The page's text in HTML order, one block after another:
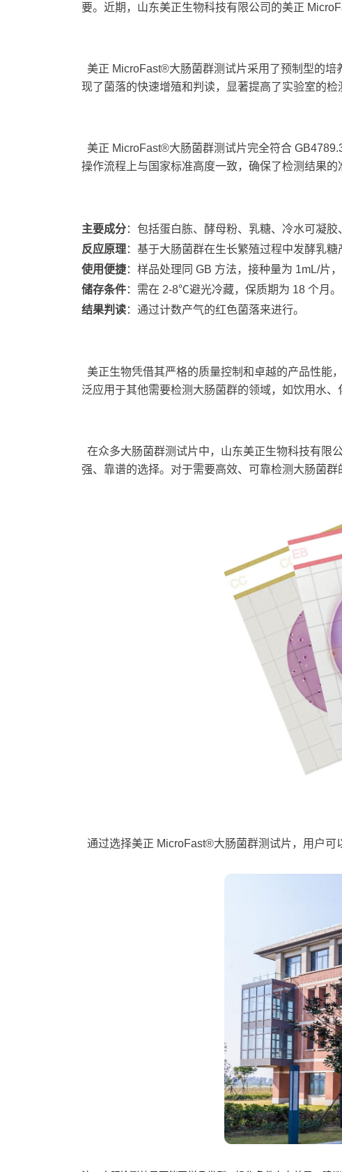
要。近期，山东美正生物科技有限公司的美正
美正 MicroFast®大肠菌群测试片采用了预制型的
现了菌落的快速增殖和判读，显著提高了实验室的
美正 MicroFast®大肠菌群测试片完全符合
操作流程上与国家标准高度一致，确保了检测结果的
主要成分：包括蛋白胨、酵母粉、乳糖、冷水可凝
反应原理：基于大肠菌群在生长繁殖过程中发酵乳
使用便捷：样品处理同 GB 方法，接种量为 1mL/片
储存条件：需在 2-8℃避光冷藏，保质期为 18 个月。
结果判读：通过计数产气的红色菌落来进行。
美正生物凭借其严格的质量控制和卓越的产品性能
泛应用于其他需要检测大肠菌群的领域，如饮用水、
在众多大肠菌群测试片中，山东美正生物科技有限
强、靠谱的选择。对于需要高效、可靠检测大肠菌
通过选择美正 MicroFast®大肠菌群测试片，用户可